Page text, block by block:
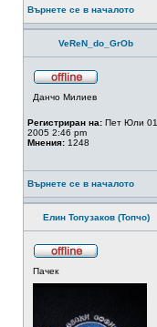
Върнете се в началото
VeReN_do_GrOb
Данчо Милиев
Регистриран на: Пет Юли 01,
2005 2:46 pm
Мнения: 1248
Върнете се в началото
Елин Топузаков (Топчо)
Пачек